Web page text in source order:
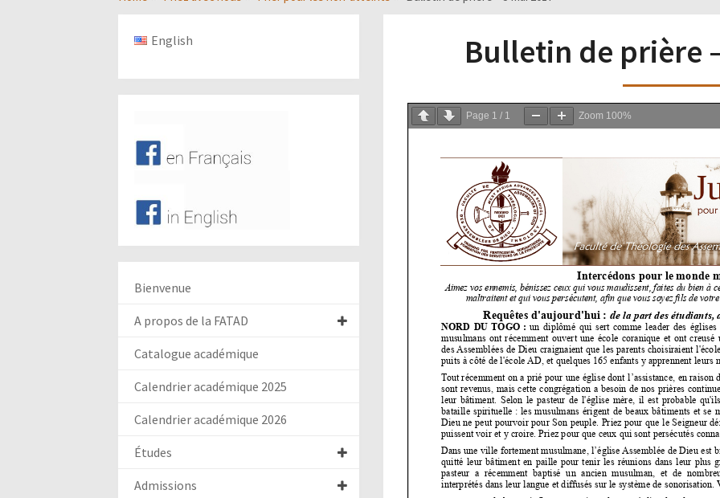
Bulletin de prière
Page 1 / 1 Zoom 100%
English
Bienvenue
A propos de la FATAD
Catalogue académique
Calendrier académique 2025
Calendrier académique 2026
Études
Admissions